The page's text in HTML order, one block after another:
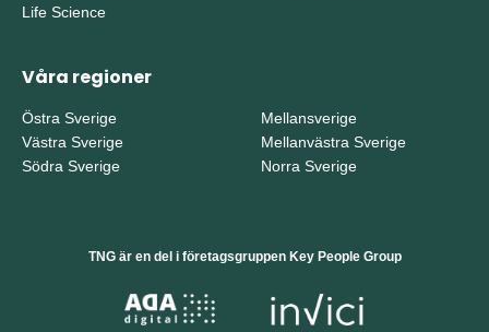
Life Science
Våra regioner
Östra Sverige
Västra Sverige
Södra Sverige
Mellansverige
Mellanvästra Sverige
Norra Sverige
TNG är en del i företagsgruppen Key People Group